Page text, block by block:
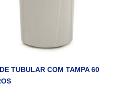
TUBULAR COM TAMPA 60